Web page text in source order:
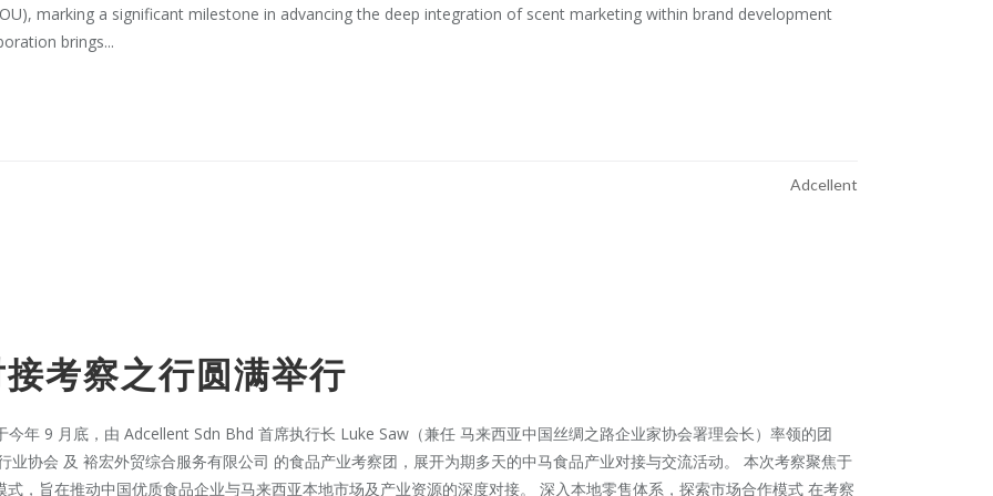
marking a significant milestone in advancing the deep integration of scent marketing within brand development
brings...
Adcellent
考察之行圆满举行
今年 9 月底，由 Adcellent Sdn Bhd 首席执行长 Luke Saw（兼任 马来西亚中国丝绸之路企业家协会署理会长）率领的团
业协会 及 裕宏外贸综合服务有限公司 的食品产业考察团，展开为期多天的中马食品产业对接与交流活动。 本次考察聚焦于
，旨在推动中国优质食品企业与马来西亚本地市场及产业资源的深度对接。 深入本地零售体系，探索市场合作模式 在考察